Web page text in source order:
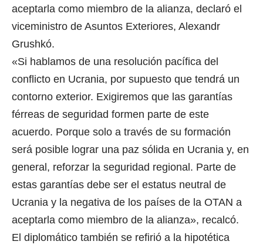
aceptarla como miembro de la alianza, declaró el
viceministro de Asuntos Exteriores, Alexandr
Grushkó.
«Si hablamos de una resolución pacífica del
conflicto en Ucrania, por supuesto que tendrá un
contorno exterior. Exigiremos que las garantías
férreas de seguridad formen parte de este
acuerdo. Porque solo a través de su formación
será posible lograr una paz sólida en Ucrania y, en
general, reforzar la seguridad regional. Parte de
estas garantías debe ser el estatus neutral de
Ucrania y la negativa de los países de la OTAN a
aceptarla como miembro de la alianza», recalcó.
El diplomático también se refirió a la hipotética